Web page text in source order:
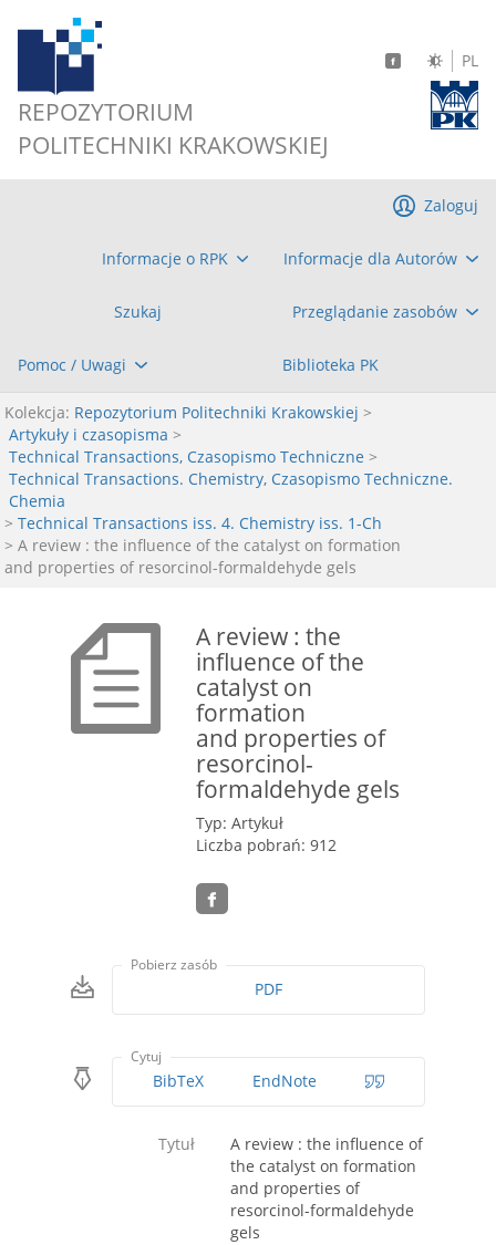
REPOZYTORIUM
POLITECHNIKI KRAKOWSKIEJ
PL
Informacje o RPK Informacje dla Autorów
Szukaj Przeglądanie zasobów
Pomoc / Uwagi Biblioteka PK
Zaloguj
Kolekcja: Repozytorium Politechniki Krakowskiej >
Artykuły i czasopisma >
Technical Transactions, Czasopismo Techniczne >
Technical Transactions. Chemistry, Czasopismo Techniczne.
Chemia
> Technical Transactions iss. 4. Chemistry iss. 1-Ch
> A review : the influence of the catalyst on formation
and properties of resorcinol-formaldehyde gels
A review : the
influence of the
catalyst on
formation
and properties of
resorcinol-
formaldehyde gels
Typ: Artykuł
Liczba pobrań: 912
Pobierz zasób
PDF
Cytuj
BibTeX EndNote
Tytuł
A review : the influence of
the catalyst on formation
and properties of
resorcinol-formaldehyde
gels